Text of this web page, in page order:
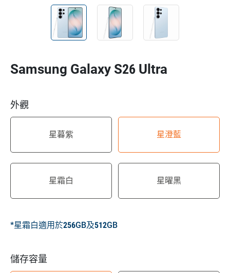
Samsung Galaxy S26 Ultra
外觀
星暮紫 星澄藍
星霜白 星曜黑
*星霜白適用於256GB及512GB
儲存容量